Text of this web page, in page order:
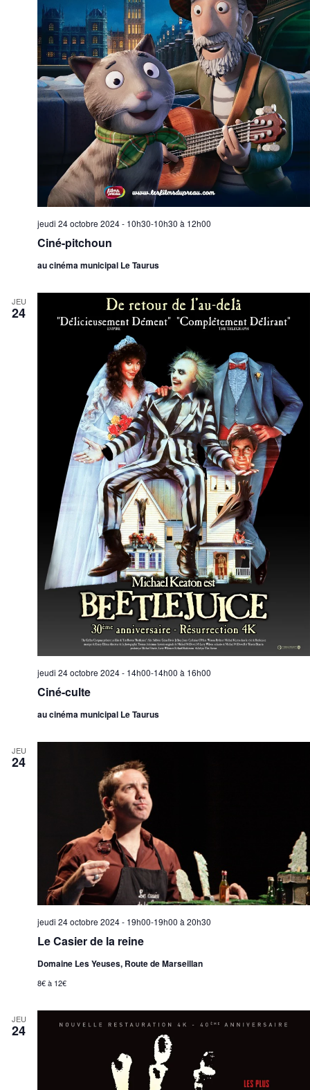
Ciné-pitchoun
jeudi 24 octobre 2024 - 10h30-10h30 à 12h00
au cinéma municipal Le Taurus
JEU
24
Ciné-culte
jeudi 24 octobre 2024 - 14h00-14h00 à 16h00
au cinéma municipal Le Taurus
JEU
24
Le Casier de la reine
jeudi 24 octobre 2024 - 19h00-19h00 à 20h30
Domaine Les Yeuses, Route de Marseillan
8€ à 12€
JEU
24